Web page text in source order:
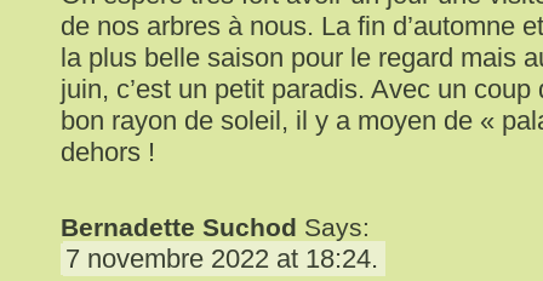
de nos arbres à nous. La fin d’automne
la plus belle saison pour le regard mais
juin, c’est un petit paradis. Avec un
bon rayon de soleil, il y a moyen de «
dehors !
Bernadette Suchod Says:
7 novembre 2022 at 18:24.